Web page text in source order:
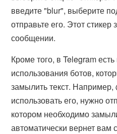
введите "blur", выберите
отправьте его. Этот
сообщении.
Кроме того, в Telegram
использования ботов,
замылить текст.
использовать его, нужно
котором необходимо
автоматически вернет